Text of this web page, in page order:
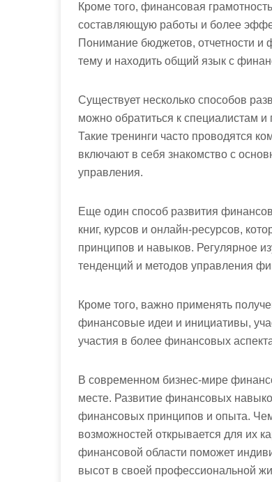
Кроме того, финансовая
составляющую работы и более
Понимание бюджетов, отчетности и
тему и находить общий язык с
Существует несколько способов
можно обратиться к специалистам
Такие тренинги часто проводятся
включают в себя знакомство с
управления.
Еще один способ развития
книг, курсов и онлайн-ресурсов,
принципов и навыков. Регулярное
тенденций и методов управления
Кроме того, важно применять
финансовые идеи и инициативы,
участия в более финансовых
В современном бизнес-мире
месте. Развитие финансовых
финансовых принципов и опыта.
возможностей открывается для их
финансовой области поможет
высот в своей профессиональной